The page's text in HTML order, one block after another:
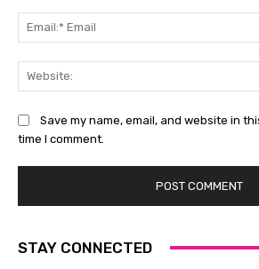
Save my name, email, and website in
time I comment.
STAY CONNECTED